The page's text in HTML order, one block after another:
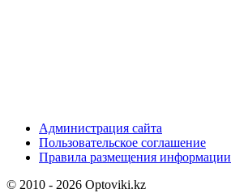
Администрация сайта
Пользовательское соглашение
Правила размещения информации
© 2010 - 2026 Optoviki.kz